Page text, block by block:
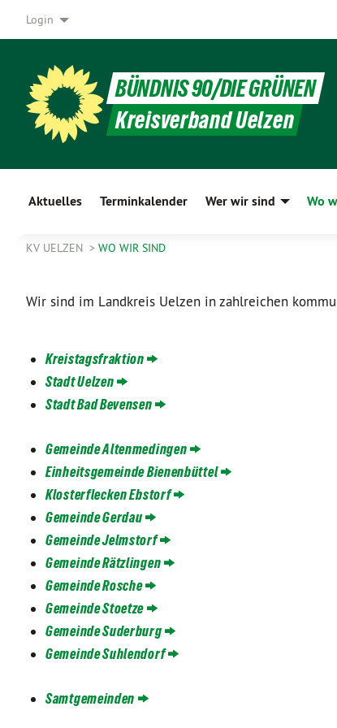
Login
BÜNDNIS 90/DIE GRÜNEN
Kreisverband Uelzen
Aktuelles Terminkalender Wer wir sind Wo
KV UELZEN WO WIR SIND
Wir sind im Landkreis Uelzen in zahlreichen
Kreistagsfraktion
Stadt Uelzen
Stadt Bad Bevensen
Gemeinde Altenmedingen
Einheitsgemeinde Bienenbüttel
Klosterflecken Ebstorf
Gemeinde Gerdau
Gemeinde Jelmstorf
Gemeinde Rätzlingen
Gemeinde Rosche
Gemeinde Stoetze
Gemeinde Suderburg
Gemeinde Suhlendorf
Samtgemeinden